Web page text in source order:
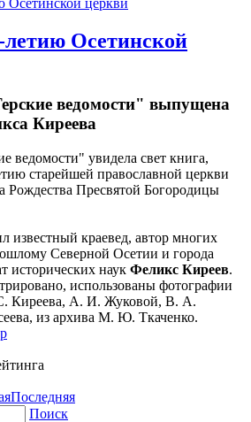
летию Осетинской
ведомости" выпущена
Киреева
ведомости" увидела свет книга,
старейшей православной церкви
Пресвятой Богородицы
известный краевед, автор многих
Северной Осетии и города
исторических наук Феликс Киреев.
использованы фотографии
Киреева, А. И. Жуковой, В. А.
из архива М. Ю. Ткаченко.
Последняя
Поиск